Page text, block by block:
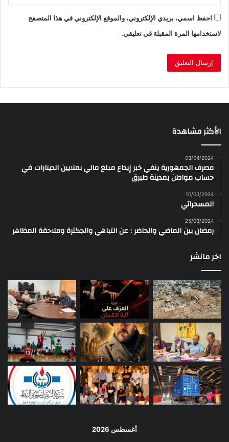
احفظ اسمي، بريدي الإلكتروني، والموقع الإلكتروني في هذا المتصفح
لاستخدامها المرة المقبلة في تعليقي.
الأكثر مشاهدة
03/04/2024
مصرف الجمهورية ينفي خبر إيداع مبلغ مالي بملايين الدينارات في
حساب مواطن بمدينة طبرق
10/03/2024
المسحراتي
25/03/2024
رمضان بين الماضي والحاضر : عن التباهي والجكترة وملاحقة المظاهر
اخر مانشر
أغسطس 2026